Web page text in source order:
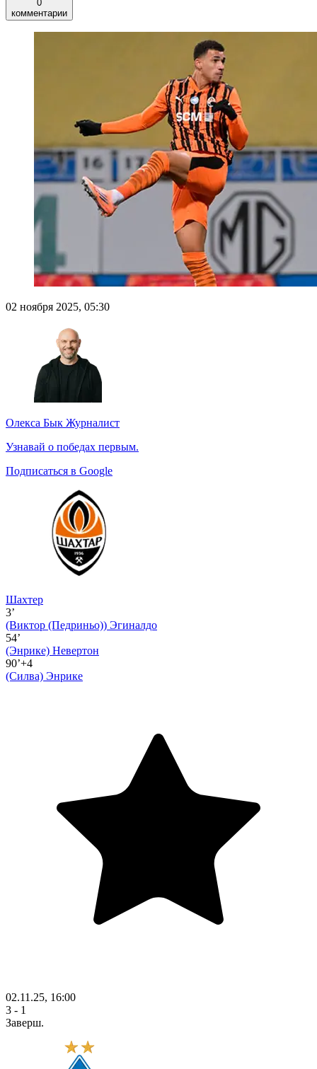
0
комментарии
02 ноября 2025, 05:30
Олекса Бык Журналист
Узнавай о победах первым.
Подписаться в Google
Шахтер
3’
(Виктор (Педриньо)) Эгиналдо
54’
(Энрике) Невертон
90’+4
(Силва) Энрике
02.11.25, 16:00
3 - 1
Заверш.